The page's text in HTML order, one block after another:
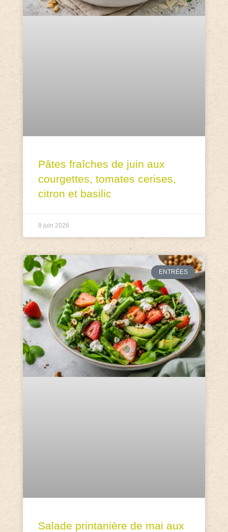
Pâtes fraîches de juin aux
courgettes, tomates cerises,
citron et basilic
8 juin 2026
ENTRÉES
Salade printanière de mai aux